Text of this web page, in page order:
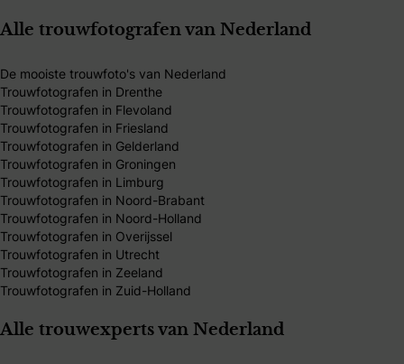
Alle trouwfotografen van Nederland
De mooiste trouwfoto's van Nederland
Trouwfotografen in Drenthe
Trouwfotografen in Flevoland
Trouwfotografen in Friesland
Trouwfotografen in Gelderland
Trouwfotografen in Groningen
Trouwfotografen in Limburg
Trouwfotografen in Noord-Brabant
Trouwfotografen in Noord-Holland
Trouwfotografen in Overijssel
Trouwfotografen in Utrecht
Trouwfotografen in Zeeland
Trouwfotografen in Zuid-Holland
Alle trouwexperts van Nederland